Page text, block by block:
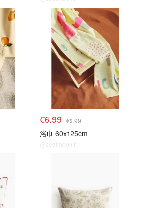
€6.99 €9.99
浴巾 60x125cm
@dealmoon.fr